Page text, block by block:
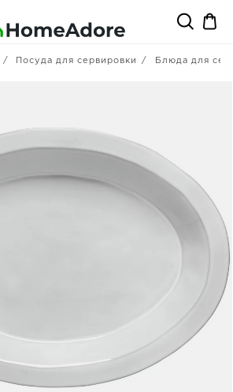
Посуда для сервировки Блюда для